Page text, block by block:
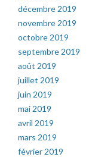
décembre 2019
novembre 2019
octobre 2019
septembre 2019
août 2019
juillet 2019
juin 2019
mai 2019
avril 2019
mars 2019
février 2019